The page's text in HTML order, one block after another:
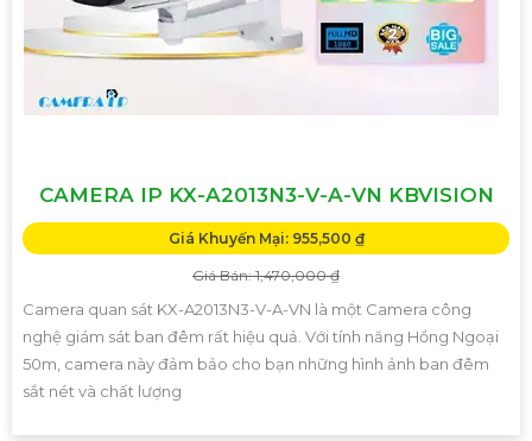
CAMERA IP KX-A2013N3-V-A-VN KBVISION
Giá Khuyến Mại: 955,500 ₫
Giá Bán: 1,470,000 ₫
Camera quan sát KX-A2013N3-V-A-VN là một Camera công
nghệ giám sát ban đêm rất hiệu quả. Với tính năng Hồng Ngoại
50m, camera này đảm bảo cho bạn những hình ảnh ban đêm
sắt nét và chất lượng